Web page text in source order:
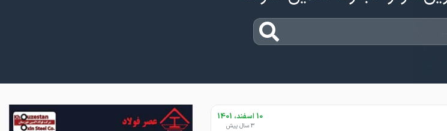
10 اسفند، 1401
3 سال پیش